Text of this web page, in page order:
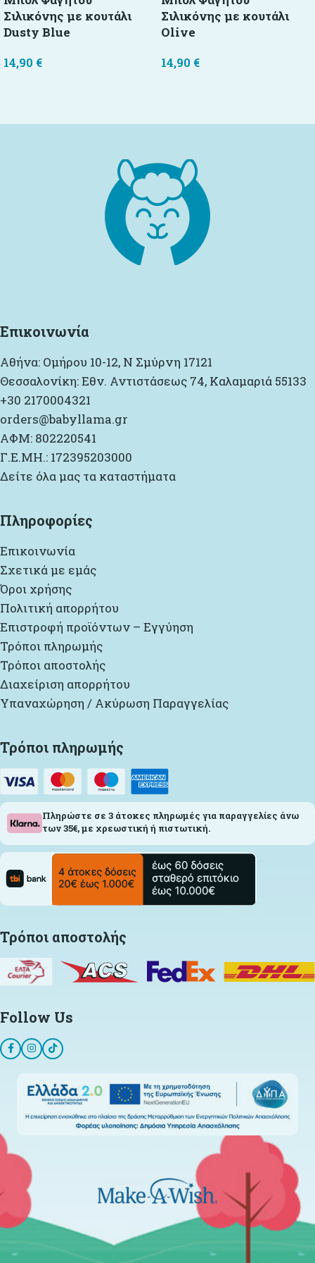
Σιλικόνης με κουτάλι
Dusty Blue
14,90 €
Σιλικόνης με κουτάλι
Olive
14,90 €
Επικοινωνία
Αθήνα: Ομήρου 10-12, Ν Σμύρνη 17121
Θεσσαλονίκη: Εθν. Αντιστάσεως 74, Καλαμαριά 55133
+30 2170004321
orders@babyllama.gr
ΑΦΜ: 802220541
Γ.Ε.ΜΗ.: 172395203000
Δείτε όλα μας τα καταστήματα
Πληροφορίες
Επικοινωνία
Σχετικά με εμάς
Όροι χρήσης
Πολιτική απορρήτου
Επιστροφή προϊόντων – Εγγύηση
Τρόποι πληρωμής
Τρόποι αποστολής
Διαχείριση απορρήτου
Υπαναχώρηση / Ακύρωση Παραγγελίας
Τρόποι πληρωμής
Πληρώστε σε 3 άτοκες πληρωμές για παραγγελίες άνω
των 35€, με χρεωστική ή πιστωτική.
Τρόποι αποστολής
Follow Us